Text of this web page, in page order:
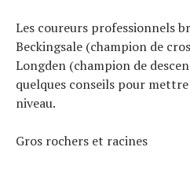
Les coureurs professionnels
Beckingsale (champion de
Longden (champion de
quelques conseils pour
niveau.
Gros rochers et racines
Tests de produits
Conseils
Tendances
Tous nos articles
À propos